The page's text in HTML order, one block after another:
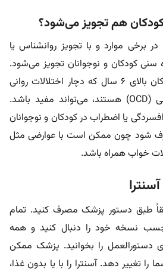
کودکان هم تجویز می‌شود؟
در برخی موارد و با تجویز روانشناس یا
سنی کودکان و نوجوانان تجویز می‌شود.
این دارو به‌ویژه برای کودکان بالای ۶ سال که دچار اختلالات روانی
مثل وسواس فکری- عملی (OCD) هستند، می‌تواند مفید باشد.
افسردگی یا اضطراب در کودکان و نوجوانان
شود چون ممکن است با عوارضی مثل
خواب همراه باشد.
طبق دستور پزشک مصرف کنید. تمام
نسخه خود را دنبال کنید و همه
دستورالعمل را بخوانید. پزشک ممکن
تغییر دهد. آسنترا را با یا بدون غذا،